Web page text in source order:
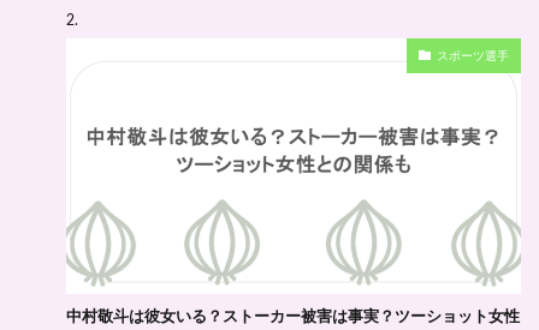
スポーツ選手
中村敬斗は彼女いる？ストーカー被害は事実？ツーショット女性